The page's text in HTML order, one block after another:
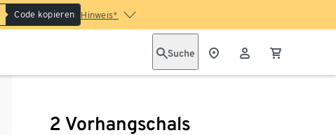
Code kopieren Hinweis*
Suche
2 Vorhangschals